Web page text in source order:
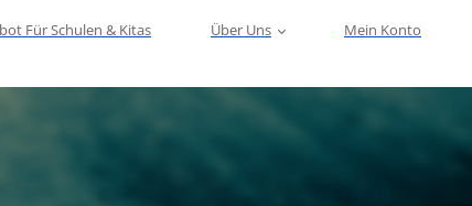
Für Schulen & Kitas Über Uns Mein Konto